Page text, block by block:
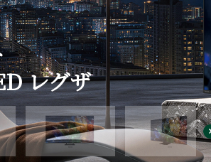
レグザ